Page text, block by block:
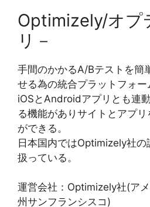
Optimizely/オプ
リ－
手間のかかるA/Bテストを簡
せる為の統合プラットフォー
iOSとAndroidアプリとも連
る機能がありサイトとアプ
ができる。
日本国内ではOptimizely社の
扱っている。
運営会社：Optimizely社(ア
州サンフランシスコ)